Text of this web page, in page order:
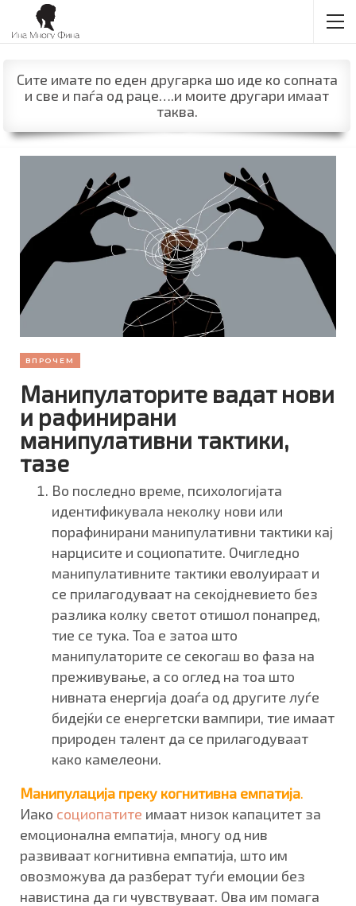
Сите имате по еден другарка шо иде ко сопната
и све и паѓа од раце….и моите другари имаат
таква.
ВПРОЧЕМ
Манипулаторите вадат нови
и рафинирани
манипулативни тактики,
тазе
Во последно време, психологијата
идентификувала неколку нови или
порафинирани манипулативни тактики кај
нарцисите и социопатите. Очигледно
манипулативните тактики еволуираат и
се прилагодуваат на секојдневието без
разлика колку светот отишол понапред,
тие се тука. Тоа е затоа што
манипулаторите се секогаш во фаза на
преживување, а со оглед на тоа што
нивната енергија доаѓа од другите луѓе
бидејќи се енергетски вампири, тие имаат
природен талент да се прилагодуваат
како камелеони.
Манипулација преку когнитивна емпатија.
Иако социопатите имаат низок капацитет за
емоционална емпатија, многу од нив
развиваат когнитивна емпатија, што им
овозможува да разберат туѓи емоции без
навистина да ги чувствуваат. Ова им помага